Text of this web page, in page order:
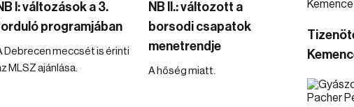
I: változások a 3.
programjában
Debrecen meccsét is érinti
MLSZ ajánlása.
NB II.: változott a
borsodi csapatok
menetrendje
A hőség miatt.